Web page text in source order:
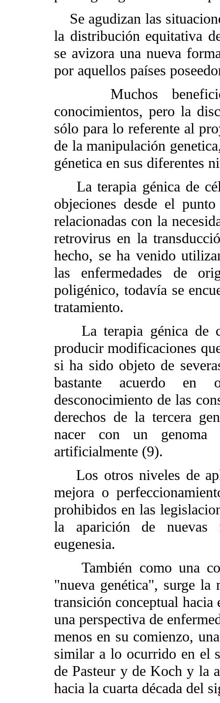
Se agudizan las
la distribución equitativa
se avizora una nueva
por aquellos países
Muchos beneficios
conocimientos, pero la
sólo para lo referente al
de la manipulación
génetica en sus diferentes
La terapia génica de
objeciones desde el
relacionadas con la
retrovirus en la
hecho, se ha venido
las enfermedades de
poligénico, todavía se
tratamiento.
La terapia génica de
producir modificaciones
si ha sido objeto de
bastante acuerdo en
desconocimiento de las
derechos de la tercera
nacer con un
artificialmente (9).
Los otros niveles de
mejora o
prohibidos en las
la aparición de nuevas
eugenesia.
También como una
"nueva genética", surge
transición conceptual hacia
una perspectiva de
menos en su comienzo,
similar a lo ocurrido en el
de Pasteur y de Koch y la
hacia la cuarta década del